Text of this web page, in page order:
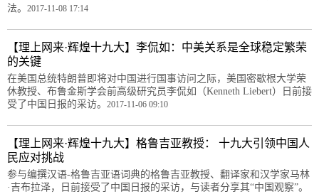
法。 2017-11-08 17:14
【理上网来·辉煌十九大】李侃如：中美关系是全球稳定繁荣
的关键
在美国总统特朗普即将对中国进行国事访问之际，美国密歇根大学荣
休教授、布鲁金斯学会前高级研究员李侃如（Kenneth Liebert）日前接
受了中国日报的采访。 2017-11-06 09:10
【理上网来·辉煌十九大】格鲁吉亚教授： 十九大引领中国人
民应对挑战
参与编撰汉语-格鲁吉亚语词典的格鲁吉亚教授、翻译家和汉学家马林
·吉布拉泽，日前接受了中国日报的采访，与读者分享其“中国观察”。